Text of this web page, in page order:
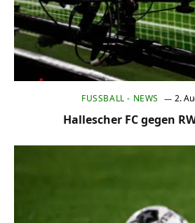
FUSSBALL - NEWS 2.
Hallescher FC gegen